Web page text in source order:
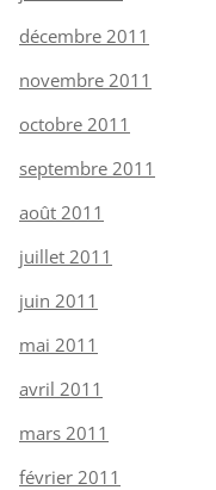
décembre 2011
novembre 2011
octobre 2011
septembre 2011
août 2011
juillet 2011
juin 2011
mai 2011
avril 2011
mars 2011
février 2011